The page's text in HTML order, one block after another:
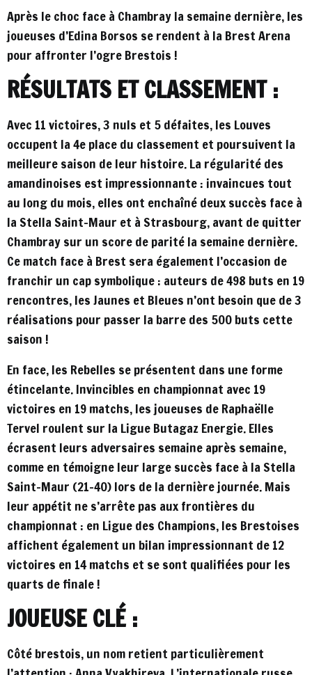
Après le choc face à Chambray la semaine dernière, les
joueuses d’Edina Borsos se rendent à la Brest Arena
pour affronter l’ogre Brestois !
RÉSULTATS ET CLASSEMENT :
Avec 11 victoires, 3 nuls et 5 défaites, les Louves
occupent la 4e place du classement et poursuivent la
meilleure saison de leur histoire. La régularité des
amandinoises est impressionnante : invaincues tout
au long du mois, elles ont enchaîné deux succès face à
la Stella Saint-Maur et à Strasbourg, avant de quitter
Chambray sur un score de parité la semaine dernière.
Ce match face à Brest sera également l’occasion de
franchir un cap symbolique : auteurs de 498 buts en 19
rencontres, les Jaunes et Bleues n’ont besoin que de 3
réalisations pour passer la barre des 500 buts cette
saison !
En face, les Rebelles se présentent dans une forme
étincelante. Invincibles en championnat avec 19
victoires en 19 matchs, les joueuses de Raphaëlle
Tervel roulent sur la Ligue Butagaz Energie. Elles
écrasent leurs adversaires semaine après semaine,
comme en témoigne leur large succès face à la Stella
Saint-Maur (21-40) lors de la dernière journée. Mais
leur appétit ne s’arrête pas aux frontières du
championnat : en Ligue des Champions, les Brestoises
affichent également un bilan impressionnant de 12
victoires en 14 matchs et se sont qualifiées pour les
quarts de finale !
JOUEUSE CLÉ :
Côté brestois, un nom retient particulièrement